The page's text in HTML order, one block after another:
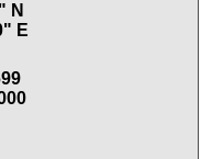
N
E